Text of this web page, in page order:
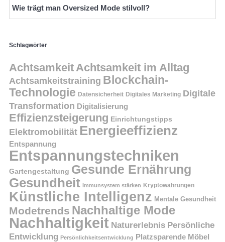
Wie trägt man Oversized Mode stilvoll?
Schlagwörter
Achtsamkeit Achtsamkeit im Alltag
Achtsamkeitstraining Blockchain-
Technologie Datensicherheit Digitales Marketing Digitale
Transformation Digitalisierung
Effizienzsteigerung Einrichtungstipps
Elektromobilität Energieeffizienz
Entspannung
Entspannungstechniken
Gartengestaltung Gesunde Ernährung
Gesundheit Immunsystem stärken Kryptowährungen
Künstliche Intelligenz Mentale Gesundheit
Modetrends Nachhaltige Mode
Nachhaltigkeit Naturerlebnis Persönliche
Entwicklung Persönlichkeitsentwicklung Platzsparende Möbel